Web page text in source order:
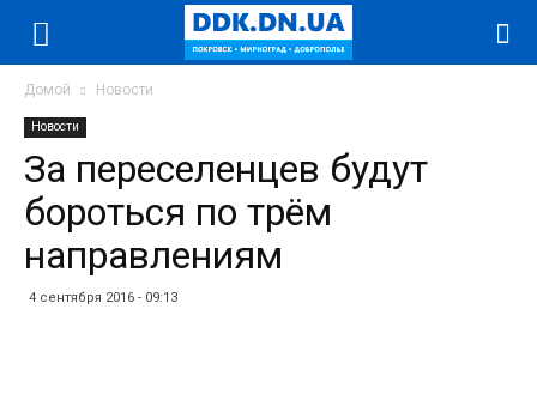
Домой Новости
Новости
За переселенцев будут
бороться по трём
направлениям
4 сентября 2016 - 09:13